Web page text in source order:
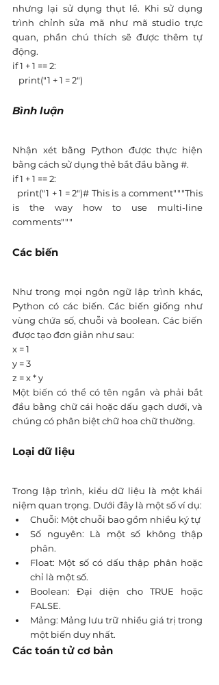
nhưng lại sử dụng thụt lề. Khi sử dụng
trình chỉnh sửa mã như mã studio trực
quan, phần chú thích sẽ được thêm tự
động.
if 1 + 1 == 2:
   print("1 + 1 = 2")
Bình luận
Nhận xét bằng Python được thực hiện
bằng cách sử dụng thẻ bắt đầu bằng #.
if 1 + 1 == 2:
is the way how to use multi-line
comments"""
Các biến
Như trong mọi ngôn ngữ lập trình khác,
Python có các biến. Các biến giống như
vùng chứa số, chuỗi và boolean. Các biến
được tạo đơn giản như sau:
x = 1
y = 3
z = x * y
Một biến có thể có tên ngắn và phải bắt
đầu bằng chữ cái hoặc dấu gạch dưới, và
chúng có phân biệt chữ hoa chữ thường.
Loại dữ liệu
Trong lập trình, kiểu dữ liệu là một khái
niệm quan trọng. Dưới đây là một số ví dụ:
Chuỗi: Một chuỗi bao gồm nhiều ký tự
Số nguyên: Là một số không thập
phân.
Float: Một số có dấu thập phân hoặc
chỉ là một số.
Boolean: Đại diện cho TRUE hoặc
FALSE.
Mảng: Mảng lưu trữ nhiều giá trị trong
một biến duy nhất.
Các toán tử cơ bản